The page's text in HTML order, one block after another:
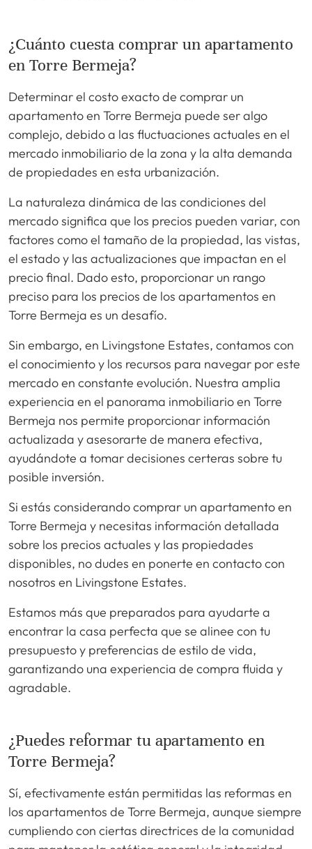
¿Cuánto cuesta comprar un apartamento
en Torre Bermeja?
Determinar el costo exacto de comprar un
apartamento en Torre Bermeja puede ser algo
complejo, debido a las fluctuaciones actuales en el
mercado inmobiliario de la zona y la alta demanda
de propiedades en esta urbanización.
La naturaleza dinámica de las condiciones del
mercado significa que los precios pueden variar, con
factores como el tamaño de la propiedad, las vistas,
el estado y las actualizaciones que impactan en el
precio final. Dado esto, proporcionar un rango
preciso para los precios de los apartamentos en
Torre Bermeja es un desafío.
Sin embargo, en Livingstone Estates, contamos con
el conocimiento y los recursos para navegar por este
mercado en constante evolución. Nuestra amplia
experiencia en el panorama inmobiliario en Torre
Bermeja nos permite proporcionar información
actualizada y asesorarte de manera efectiva,
ayudándote a tomar decisiones certeras sobre tu
posible inversión.
Si estás considerando comprar un apartamento en
Torre Bermeja y necesitas información detallada
sobre los precios actuales y las propiedades
disponibles, no dudes en ponerte en contacto con
nosotros en Livingstone Estates.
Estamos más que preparados para ayudarte a
encontrar la casa perfecta que se alinee con tu
presupuesto y preferencias de estilo de vida,
garantizando una experiencia de compra fluida y
agradable.
¿Puedes reformar tu apartamento en
Torre Bermeja?
Sí, efectivamente están permitidas las reformas en
los apartamentos de Torre Bermeja, aunque siempre
cumpliendo con ciertas directrices de la comunidad